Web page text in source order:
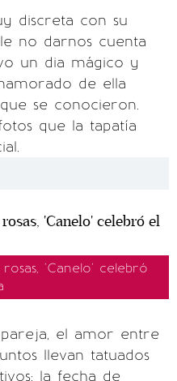
discreta con su
no darnos cuenta
un dia mágico y
de ella
se conocieron.
que la tapatía
'Canelo' celebró
el amor entre
llevan tatuados
la fecha de